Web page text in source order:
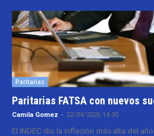
Paritarias
Paritarias FATSA con nuevos
Camila Gomez - 22/04/2026 14:30
El INDEC dio la inflación más alta del